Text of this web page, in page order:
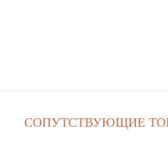
СОПУТСТВУЮЩИЕ